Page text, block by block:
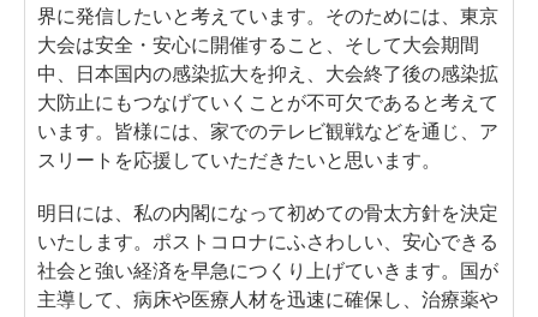
界に発信したいと考えています。そのためには、東京
大会は安全・安心に開催すること、そして大会期間
中、日本国内の感染拡大を抑え、大会終了後の感染拡
大防止にもつなげていくことが不可欠であると考えて
います。皆様には、家でのテレビ観戦などを通じ、ア
スリートを応援していただきたいと思います。
明日には、私の内閣になって初めての骨太方針を決定
いたします。ポストコロナにふさわしい、安心できる
社会と強い経済を早急につくり上げていきます。国が
主導して、病床や医療人材を迅速に確保し、治療薬や